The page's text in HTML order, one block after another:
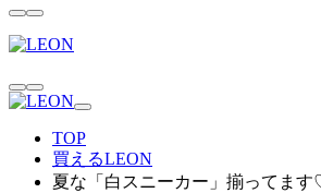
TOP
買えるLEON
夏な「白スニーカー」揃ってま